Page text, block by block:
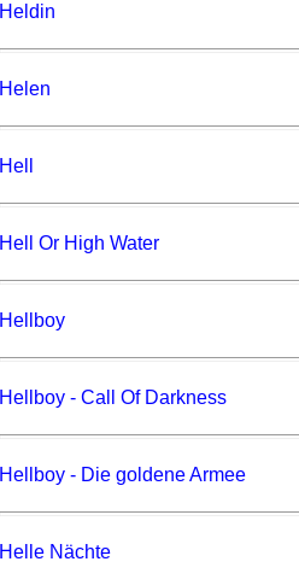
Heldin
Helen
Hell
Hell Or High Water
Hellboy
Hellboy - Call Of Darkness
Hellboy - Die goldene Armee
Helle Nächte